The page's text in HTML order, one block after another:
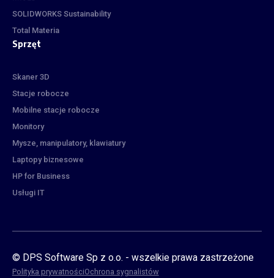
SOLIDWORKS Sustainability
Total Materia
Sprzęt
Skaner 3D
Stacje robocze
Mobilne stacje robocze
Monitory
Mysze, manipulatory, klawiatury
Laptopy biznesowe
HP for Business
Usługi IT
© DPS Software Sp z o.o. - wszelkie prawa zastrzeżone
Polityka prywatnościOchrona sygnalistów